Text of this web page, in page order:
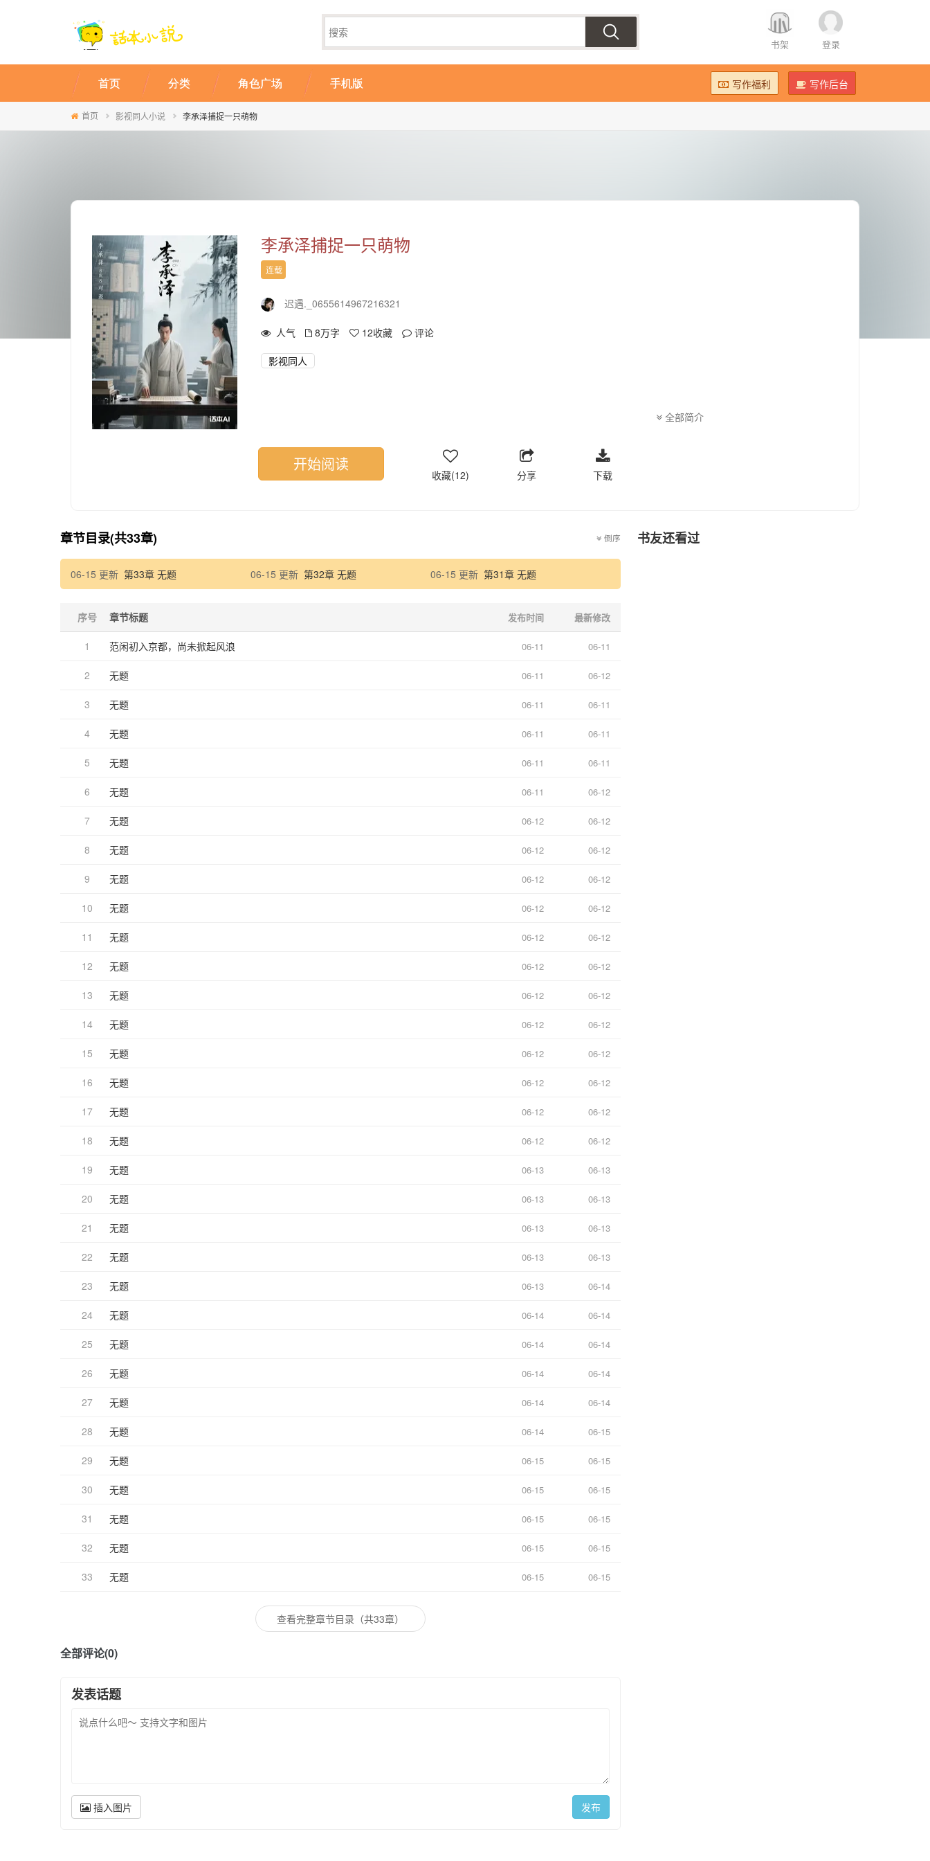
书架 登录
写作福利 写作后台
首页 分类 角色广场 手机版
首页 影视同人小说 李承泽捕捉一只萌物
李承泽捕捉一只萌物
连载
迟遇._0655614967216321
人气 8万字 12收藏 评论
影视同人
全部简介
开始阅读
收藏(12) 分享 下载
章节目录(共33章) 倒序
06-15 更新 第33章 无题 06-15 更新 第32章 无题 06-15 更新 第31章 无题
序号 章节标题 发布时间 最新修改
1 范闲初入京都，尚未掀起风浪 06-11 06-11
2 无题 06-11 06-12
3 无题 06-11 06-11
4 无题 06-11 06-11
5 无题 06-11 06-11
6 无题 06-11 06-12
7 无题 06-12 06-12
8 无题 06-12 06-12
9 无题 06-12 06-12
10 无题 06-12 06-12
11 无题 06-12 06-12
12 无题 06-12 06-12
13 无题 06-12 06-12
14 无题 06-12 06-12
15 无题 06-12 06-12
16 无题 06-12 06-12
17 无题 06-12 06-12
18 无题 06-12 06-12
19 无题 06-13 06-13
20 无题 06-13 06-13
21 无题 06-13 06-13
22 无题 06-13 06-13
23 无题 06-13 06-14
24 无题 06-14 06-14
25 无题 06-14 06-14
26 无题 06-14 06-14
27 无题 06-14 06-14
28 无题 06-14 06-15
29 无题 06-15 06-15
30 无题 06-15 06-15
31 无题 06-15 06-15
32 无题 06-15 06-15
33 无题 06-15 06-15
查看完整章节目录（共33章）
全部评论(0)
发表话题
插入图片 发布
书友还看过